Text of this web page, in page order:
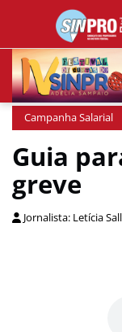
Campanha Salarial
Guia
greve
Jornalista: Letícia